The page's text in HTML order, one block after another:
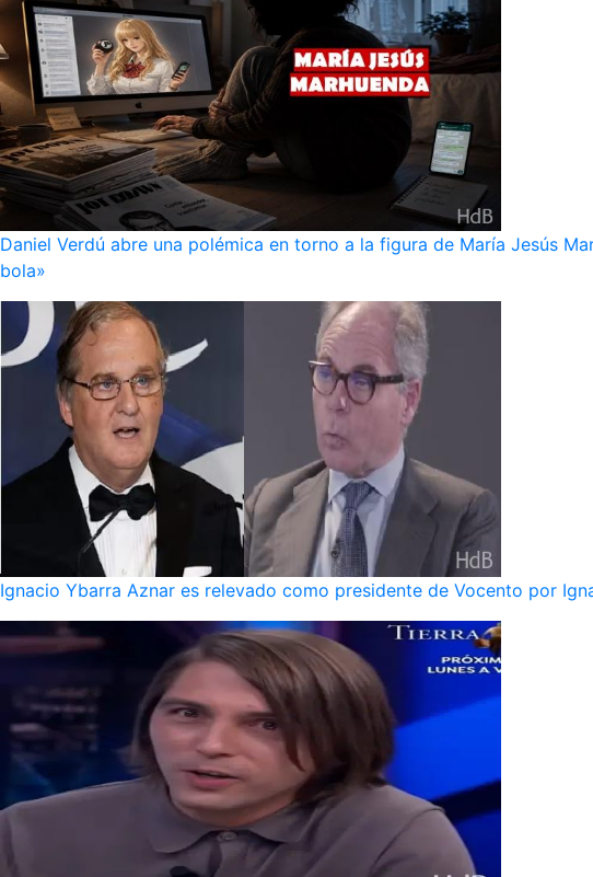
Daniel Verdú abre una polémica en torno a la figura de María Jesús
bola»
Ignacio Ybarra Aznar es relevado como presidente de Vocento por